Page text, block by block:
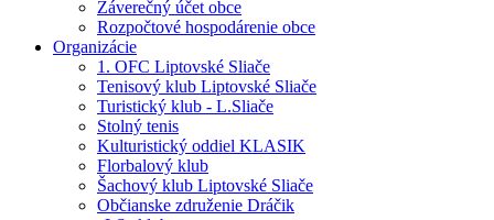
Záverečný účet obce
Rozpočtové hospodárenie obce
Organizácie
1. OFC Liptovské Sliače
Tenisový klub Liptovské Sliače
Turistický klub - L.Sliače
Stolný tenis
Kulturistický oddiel KLASIK
Florbalový klub
Šachový klub Liptovské Sliače
Občianske združenie Dráčik